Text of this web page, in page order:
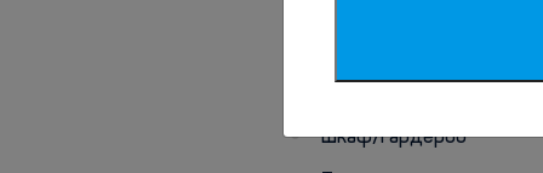
Шкаф/гардероб